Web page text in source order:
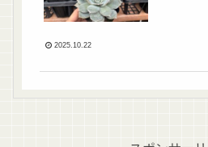
2025.10.22